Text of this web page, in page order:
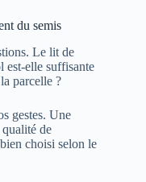
du semis
Le lit de
est-elle suffisante
parcelle ?
gestes. Une
de
choisi selon le